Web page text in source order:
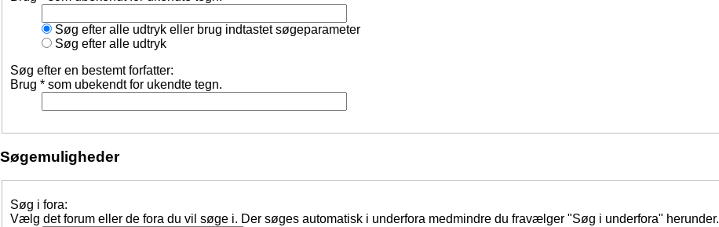
Søg efter alle udtryk eller brug indtastet søgeparameter
Søg efter alle udtryk
Søg efter en bestemt forfatter:
Brug * som ubekendt for ukendte tegn.
Søgemuligheder
Søg i fora:
Vælg det forum eller de fora du vil søge i. Der søges automatisk i underfora medmindre du fravælger "Søg i underfora" herunder.